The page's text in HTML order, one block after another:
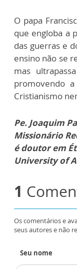
O papa
que engloba a
das guerras e
ensino não se
mas
promovendo
Cristianismo
Pe. Joaquim
Missionário
é doutor em
University of
1
Os comentários e
seus autores e não
Seu nome